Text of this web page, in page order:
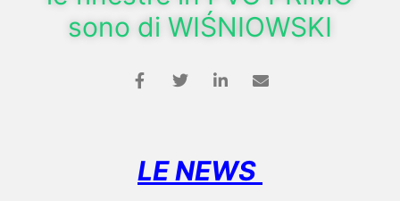
sono di WIŚNIOWSKI
LE NEWS